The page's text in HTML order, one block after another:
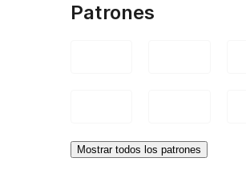
Patrones
Mostrar todos los patrones